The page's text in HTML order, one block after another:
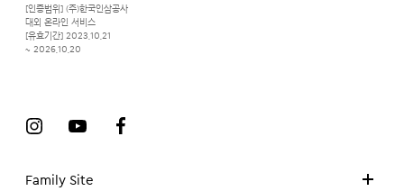
Family Site
[인증범위] (주)한국인삼공사
대외 온라인 서비스
[유효기간] 2023.10.21
~ 2026.10.20